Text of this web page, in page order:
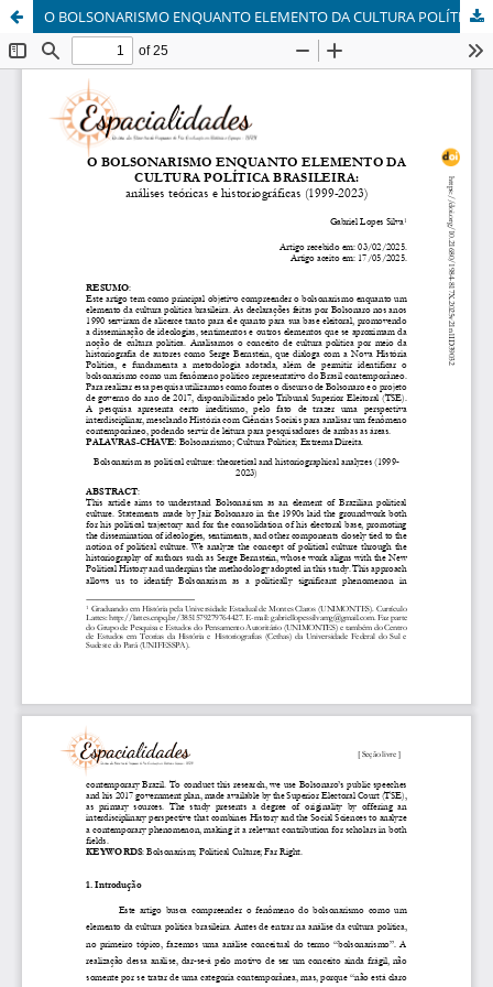
O BOLSONARISMO ENQUANTO ELEMENTO DA CULTURA POLÍTICA BRASILEIRA